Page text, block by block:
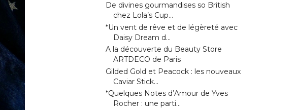
De divines gourmandises so British
chez Lola’s Cup...
*Un vent de rêve et de légèreté avec
Daisy Dream d...
A la découverte du Beauty Store
ARTDECO de Paris
Gilded Gold et Peacock : les nouveaux
Caviar Stick...
*Quelques Notes d’Amour de Yves
Rocher : une parti...